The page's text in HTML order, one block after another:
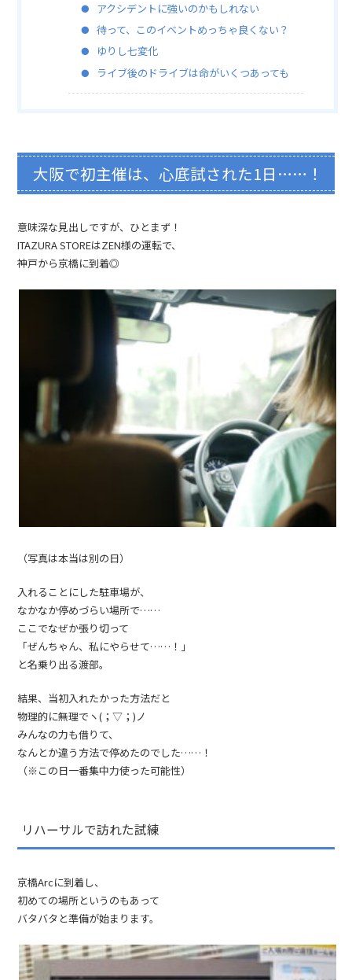
アクシデントに強いのかもしれない
待って、このイベントめっちゃ良くない？
ゆりし七変化
ライブ後のドライブは命がいくつあっても
大阪で初主催は、心底試された1日……！
意味深な見出しですが、ひとまず！
ITAZURA STOREはZEN様の運転で、
神戸から京橋に到着◎
（写真は本当は別の日）
入れることにした駐車場が、
なかなか停めづらい場所で……
ここでなぜか張り切って
「ぜんちゃん、私にやらせて……！」
と名乗り出る渡部。
結果、当初入れたかった方法だと
物理的に無理でヽ(；▽；)ノ
みんなの力も借りて、
なんとか違う方法で停めたのでした……！
（※この日一番集中力使った可能性）
リハーサルで訪れた試練
京橋Arcに到着し、
初めての場所というのもあって
バタバタと準備が始まります。